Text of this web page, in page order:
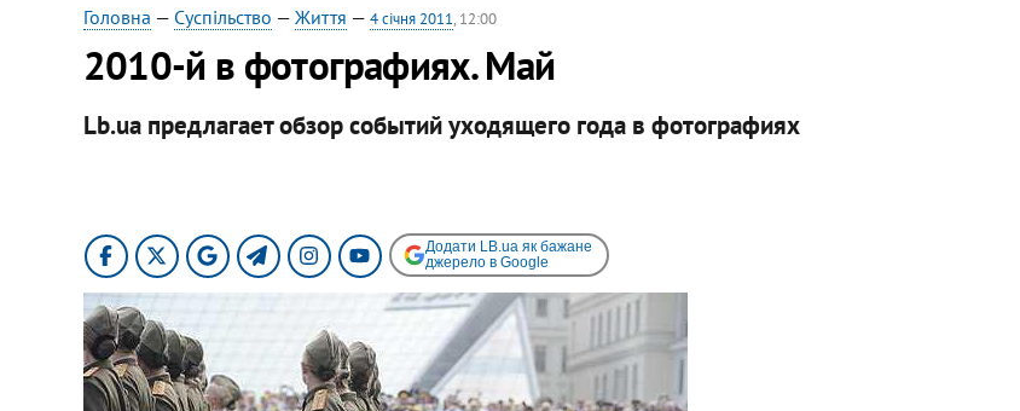
Головна — Суспільство — Життя — 4 січня 2011, 12:00
2010-й в фотографиях. Май
Lb.ua предлагает обзор событий уходящего года в фотографиях
Додати LB.ua як бажане
джерело в Google